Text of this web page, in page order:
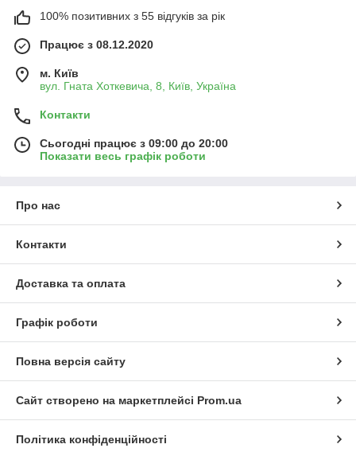
100% позитивних з 55 відгуків за рік
Працює з 08.12.2020
м. Київ
вул. Гната Хоткевича, 8, Київ, Україна
Контакти
Сьогодні працює з 09:00 до 20:00
Показати весь графік роботи
Про нас
Контакти
Доставка та оплата
Графік роботи
Повна версія сайту
Сайт створено на маркетплейсі Prom.ua
Політика конфіденційності